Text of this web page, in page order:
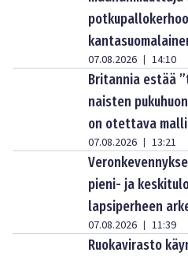
07.08.2026 14:10
Britannia estää
naisten
on otettava
07.08.2026 13:21
pieni- ja
lapsiperheen
07.08.2026 11:39
Ruokavirasto